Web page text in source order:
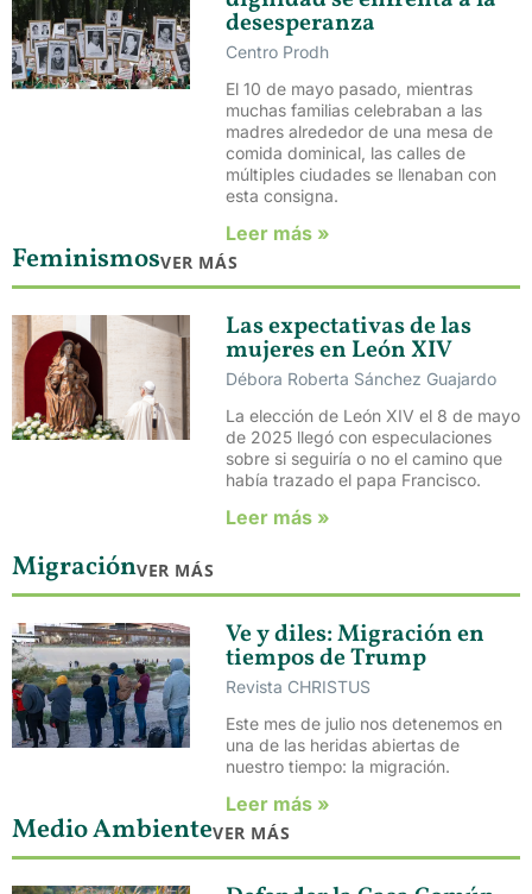
desesperanza
Centro Prodh
El 10 de mayo pasado, mientras
muchas familias celebraban a las
madres alrededor de una mesa de
comida dominical, las calles de
múltiples ciudades se llenaban con
esta consigna.
Leer más »
FeminismosVER MÁS
Las expectativas de las
mujeres en León XIV
Débora Roberta Sánchez Guajardo
La elección de León XIV el 8 de mayo
de 2025 llegó con especulaciones
sobre si seguiría o no el camino que
había trazado el papa Francisco.
Leer más »
MigraciónVER MÁS
Ve y diles: Migración en
tiempos de Trump
Revista CHRISTUS
Este mes de julio nos detenemos en
una de las heridas abiertas de
nuestro tiempo: la migración.
Leer más »
Medio AmbienteVER MÁS